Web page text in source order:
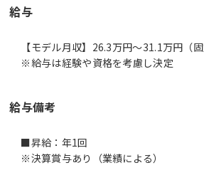
給与
【モデル月収】26.3万円〜31.1万円（
※給与は経験や資格を考慮し決定
給与備考
■昇給：年1回
※決算賞与あり（業績による）